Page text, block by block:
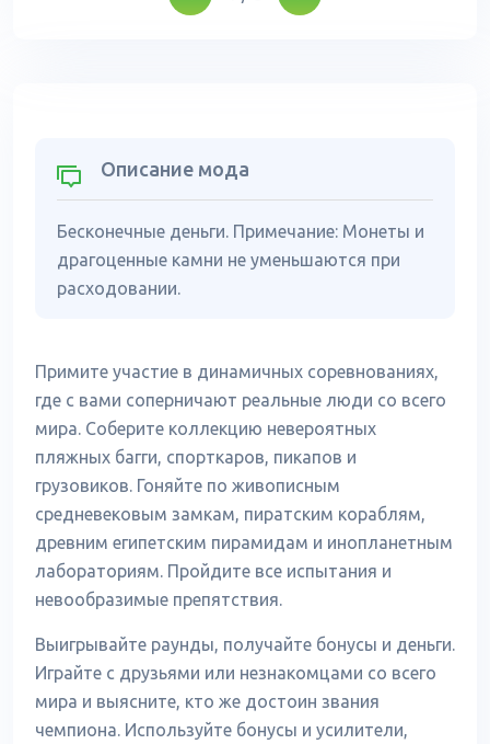
Описание мода
Бесконечные деньги. Примечание: Монеты и
драгоценные камни не уменьшаются при
расходовании.
Примите участие в динамичных соревнованиях,
где с вами соперничают реальные люди со всего
мира. Соберите коллекцию невероятных
пляжных багги, спорткаров, пикапов и
грузовиков. Гоняйте по живописным
средневековым замкам, пиратским кораблям,
древним египетским пирамидам и инопланетным
лабораториям. Пройдите все испытания и
невообразимые препятствия.
Выигрывайте раунды, получайте бонусы и деньги.
Играйте с друзьями или незнакомцами со всего
мира и выясните, кто же достоин звания
чемпиона. Используйте бонусы и усилители,